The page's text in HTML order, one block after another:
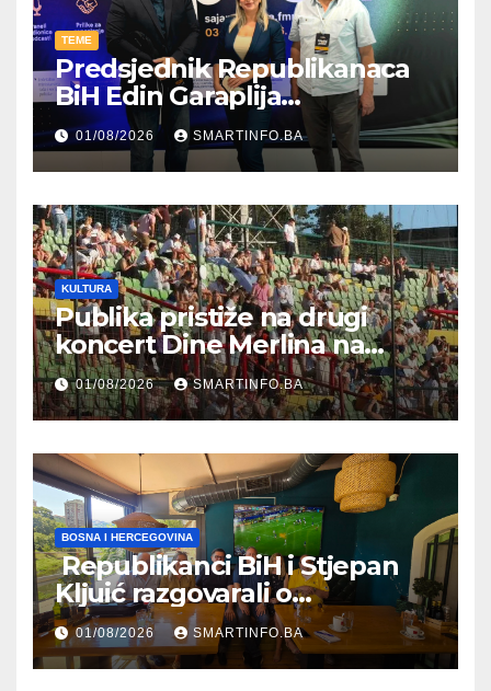
TEME
Predsjednik Republikanaca
BiH Edin Garaplija
prisustvovao prezentaciji
Federalnog sajma
zapošljavanja
01/08/2026 SMARTINFO.BA
KULTURA
Publika pristiže na drugi
koncert Dine Merlina na
Koševu
01/08/2026 SMARTINFO.BA
BOSNA I HERCEGOVINA
Republikanci BiH i Stjepan
Kljuić razgovarali o
evropskom putu Bosne i
Hercegovine
01/08/2026 SMARTINFO.BA